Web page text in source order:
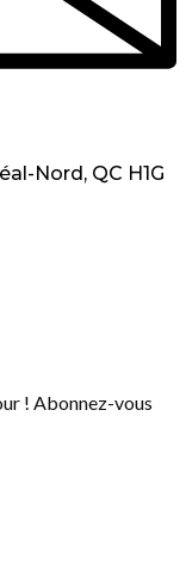
Nord, QC H1G
! Abonnez-vous